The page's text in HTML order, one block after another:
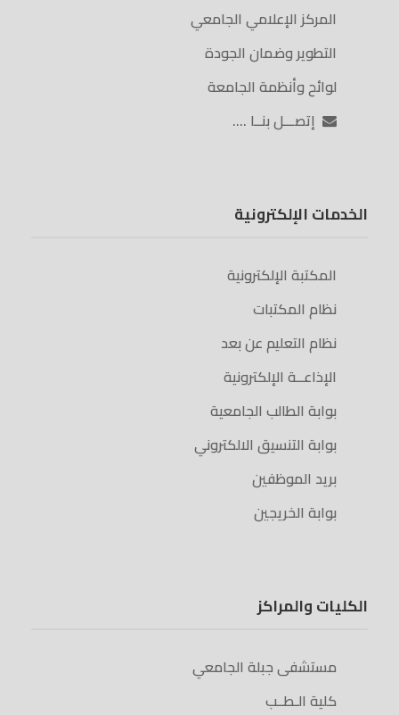
المركز الإعلامي الجامعي
التطوير وضمان الجودة
لوائح وأنظمة الجامعة
إتصـــل بنــا ….
الخدمات الإلكترونية
المكتبة الإلكترونية
نظام المكتبات
نظام التعليم عن بعد
الإذاعــة الإلكترونية
بوابة الطالب الجامعية
بوابة التنسيق الالكتروني
بريد الموظفين
بوابة الخريجين
الكليات والمراكز
مستشفى جبلة الجامعي
كلية الـطــب